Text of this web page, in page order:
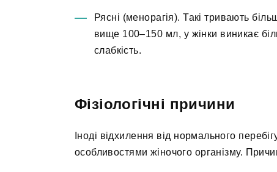
Рясні (менорагія). Такі тривають
вище 100–150 мл, у жінки виникає
слабкість.
Фізіологічні причини
Іноді відхилення від нормального
особливостями жіночого організму.